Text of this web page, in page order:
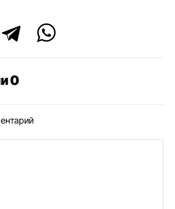
0